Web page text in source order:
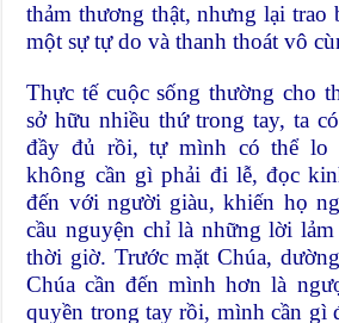
thảm thương thật, nhưng lại trao
một sự tự do và thanh thoát vô
Thực tế cuộc sống thường cho
sở hữu nhiều thứ trong tay, ta
đầy đủ rồi, tự mình có thể lo
không cần gì phải đi lễ, đọc
đến với người giàu, khiến họ
cầu nguyện chỉ là những lời
thời giờ. Trước mặt Chúa,
Chúa cần đến mình hơn là
quyền trong tay rồi, mình cần gì